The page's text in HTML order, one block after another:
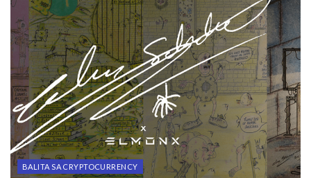
BALITA SA CRYPTOCURRENCY